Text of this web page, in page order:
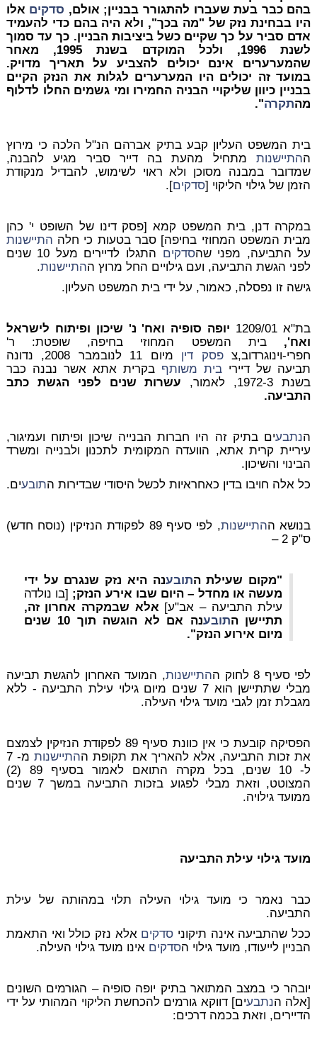
בהם כבר בעת שעברו להתגורר בבניין; אולם, סדקים אלו
היו בבחינת נזק של "מה בכך", ולא היה בהם כדי להעמיד
אדם סביר על כך שקיים כשל ביציבות הבניין. כך עד סמוך
לשנת 1996, ולכל המוקדם בשנת 1995, מאחר
שהמערערים אינם יכולים להצביע על תאריך מדויק.
במועד זה יכולים היו המערערים לגלות את הנזק הקיים
בבניין כיוון שליקויי הבניה החמירו ומי גשמים החלו לדלוף
מהתקרה".
בית המשפט העליון קבע בתיק אברהם הנ"ל הלכה כי מירוץ
ההתיישנותמתחיל מהעת בה דייר סביר מגיע להבנה,
שמדובר במבנה מסוכן ולא ראוי לשימוש, להבדיל מנקודת
הזמן של גילוי הליקוי [סדקים].
במקרה דנן, בית המשפט קמא [פסק דינו של השופט י' כהן
מבית המשפט המחוזי בחיפה] סבר בטעות כי חלה התיישנות
על התביעה, מפני שהסדקים
התגלו לדיירים מעל 10 שנים
לפני הגשת התביעה, ועם גילויים החל מרוץ ההתיישנות.
גישה זו נפסלה, כאמור, על ידי בית המשפט העליון.
בת"א 1209/01
יופה סופיה ואח' נ' שיכון ופיתוח לישראל
ואח',בית המשפט המחוזי בחיפה, שופטת: ר'
חפרי-וינוגרדוב,צפסק דין
מיום 11 לנובמבר 2008, נדונה
תביעה של דיירי בית משותף בקרית אתא אשר נבנה כבר
בשנת 1972-3, לאמור,
עשרות שנים לפני הגשת כתב
התביעה.
הנתבעים בתיק זה היו חברות הבנייה שיכון ופיתוח ועמיגור,
עיריית קרית אתא, הוועדה המקומית לתכנון ולבנייה ומשרד
הבינוי והשיכון.
כל אלה חויבו בדין כאחראיות לכשל היסודי שבדירות התובעים.
בנושא ההתיישנות
, לפי סעיף 89 לפקודת הנזיקין (נוסח חדש)
ס"ק 2 –
"מקום שעילת התובענה היא נזק שנגרם על ידי
מעשה או מחדל – היום שבו אירע הנזק; [בו נולדה
עילת התביעה – אב"ע] אלא שבמקרה אחרון זה,
תתיישן התובע
נה אם לא הוגשה תוך 10 שנים
מיום אירוע הנזק".
לפי סעיף 8 לחוק ה התיישנות, המועד האחרון להגשת תביעה
מבלי שתתיישן הוא 7 שנים מיום גילוי עילת התביעה - ללא
מגבלת זמן לגבי מועד גילוי העילה.
הפסיקה קובעת כי אין כוונת סעיף 89 לפקודת הנזיקין לצמצם
את זכות התביעה, אלא להאריך את תקופת ההתיישנות
מ- 7
ל- 10 שנים, בכל מקרה התואם לאמור בסעיף 89 (2)
המצוטט, וזאת מבלי לפגוע בזכות התביעה במשך 7 שנים
ממועד גילויה.
מועד גילוי עילת התביעה
כבר נאמר כי מועד גילוי העילה תלוי במהותה של עילת
התביעה.
ככל שהתביעה אינה תיקוני סדקים אלא נזק כולל ואי התאמת
הבניין לייעודו, מועד גילוי הסדקים אינו מועד גילוי העילה.
יובהר כי במצב המתואר בתיק יופה סופיה – הגורמים השונים
[אלה הנתבעים] דווקא גורמים להכחשת הליקוי המהותי על ידי
הדיירים, וזאת בכמה דרכים: